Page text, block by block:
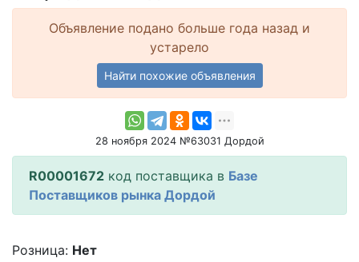
Объявление подано больше года назад и
устарело
Найти похожие объявления
28 ноября 2024 №63031 Дордой
R00001672 код поставщика в Базе
Поставщиков рынка Дордой
Розница: Нет